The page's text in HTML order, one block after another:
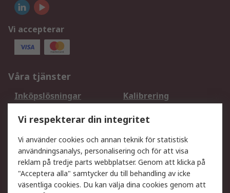
Vi accepterar
Våra tjänster
Inköpslösningar
Kalibrering
DesignSpark
Teknisk Support
Ditt lokala säljteam
Exportlösningar
Support
Få hjälp
Retur av varor
Vi respekterar din integritet
Vi använder cookies och annan teknik för statistisk
användningsanalys, personalisering och för att visa
reklam på tredje parts webbplatser. Genom att klicka på
"Acceptera alla" samtycker du till behandling av icke
väsentliga cookies. Du kan välja dina cookies genom att